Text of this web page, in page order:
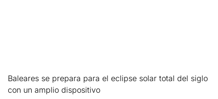
Baleares se prepara para el eclipse solar total del siglo
con un amplio dispositivo